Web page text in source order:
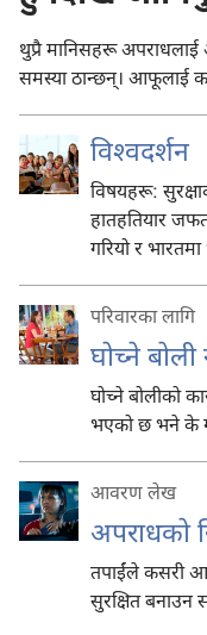
थुप्रै मानिसहरू
समस्या ठान्छन्‌। आफूलाई
विश्‍वदर्शन
विषयहरू:
हातहतियार
गरियो र
परिवारका लागि
घोच्ने
घोच्ने बोलीको
भएको छ भने के
आवरण लेख
अपराधको
तपाईंले कसरी
सुरक्षित बनाउन